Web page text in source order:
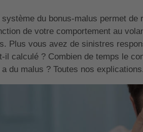
système du bonus-malus permet
de votre comportement au
Plus vous avez de sinistres
il calculé ? Combien de temps le
a du malus ? Toutes nos explications.